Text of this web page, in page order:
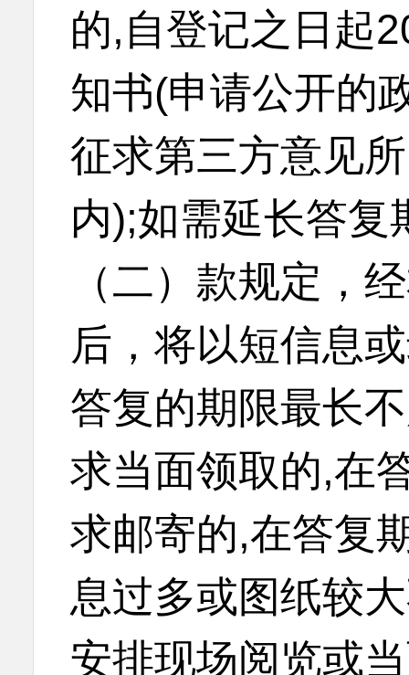
的,自登记之日起
知书(申请公开的
征求第三方意见
内);如需延长答复
（二）款规定，
后，将以短信息
答复的期限最长
求当面领取的,在
求邮寄的,在答复
息过多或图纸较
安排现场阅览或